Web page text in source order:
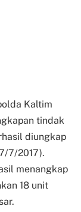
Kaltim
tindak
diungkap
7/2017).
menangkap
18 unit